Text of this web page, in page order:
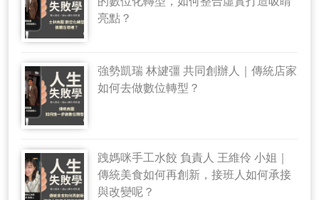
亮點？
強勢凱瑞 林旔彊 共同創辦人｜傳統店家
如何去做數位轉型？
跩媽咪手工水餃 負責人 王維伶 小姐｜
傳統美食如何再創新，接班人如何承接
與改變呢？